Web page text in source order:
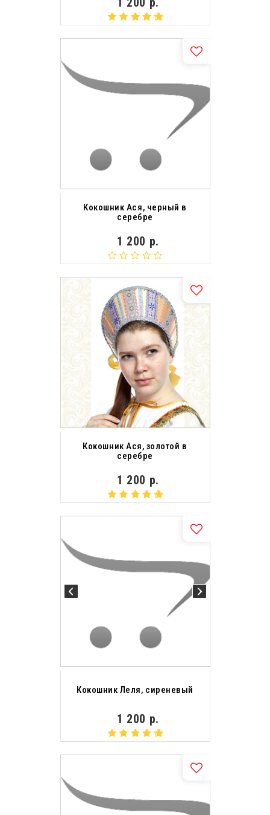
Кокошник Ася, черный в
серебре
1 200 р.
Кокошник Ася, золотой в
серебре
1 200 р.
Кокошник Леля, сиреневый
1 200 р.